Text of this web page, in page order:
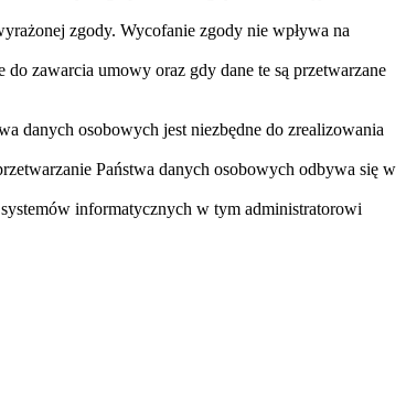
zgody. Wycofanie zgody nie wpływa na
zawarcia umowy oraz gdy dane te są przetwarzane
danych osobowych jest niezbędne do zrealizowania
Państwa danych osobowych odbywa się w
informatycznych w tym administratorowi